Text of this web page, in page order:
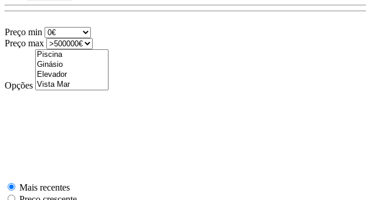
Preço min
Preço max
Opções
Mais recentes